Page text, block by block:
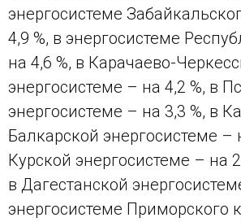
энергосистеме
4,9 %, в энергосистеме
на 4,6 %, в Карачаево-
энергосистеме – на 4,2 %, в
энергосистеме – на 3,3 %, в
Балкарской энергосистеме –
Курской энергосистеме – на
в Дагестанской
энергосистеме Приморского